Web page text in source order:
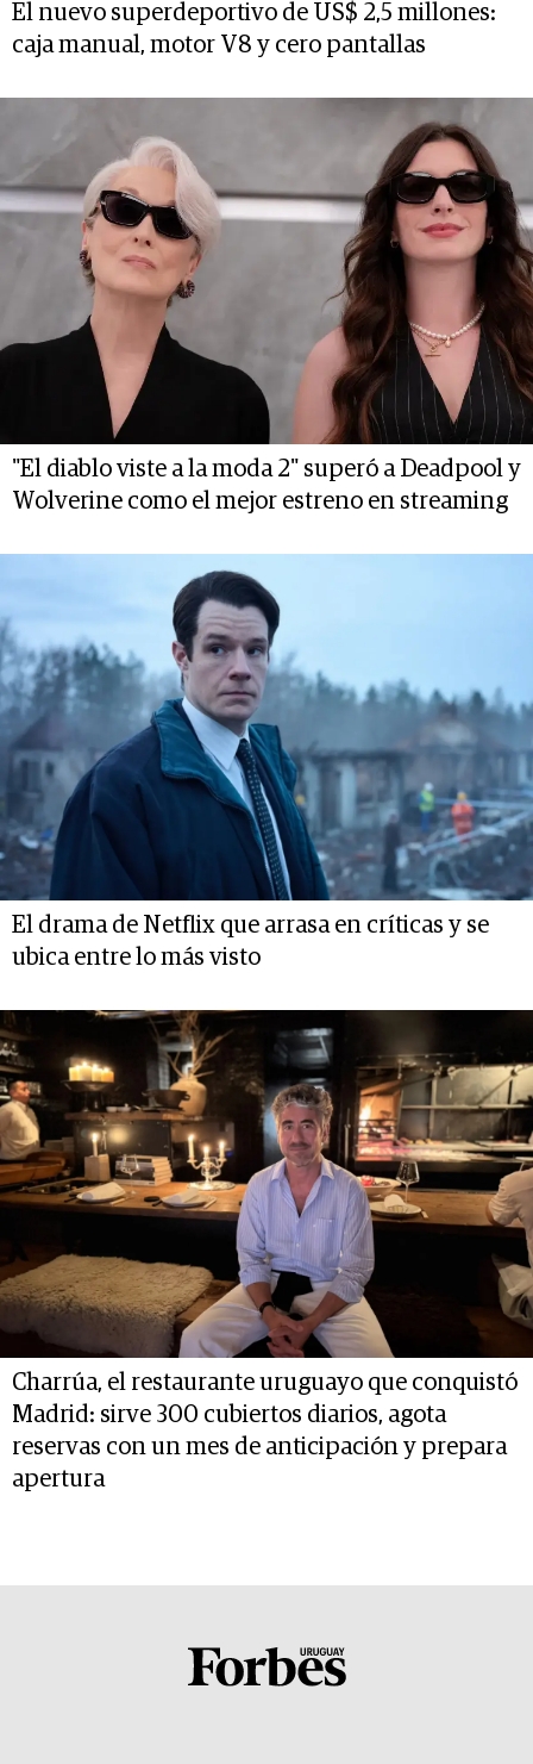
El nuevo superdeportivo de US$ 2,5 millones:
caja manual, motor V8 y cero pantallas
"El diablo viste a la moda 2" superó a Deadpool y
Wolverine como el mejor estreno en streaming
El drama de Netflix que arrasa en críticas y se
ubica entre lo más visto
Charrúa, el restaurante uruguayo que conquistó
Madrid: sirve 300 cubiertos diarios, agota
reservas con un mes de anticipación y prepara
apertura